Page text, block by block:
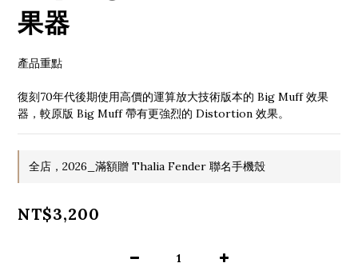
果器
產品重點
復刻70年代後期使用高價的運算放大技術版本的 Big Muff 效果
器，較原版 Big Muff 帶有更強烈的 Distortion 效果。
全店，2026_滿額贈 Thalia Fender 聯名手機殼
NT$3,200